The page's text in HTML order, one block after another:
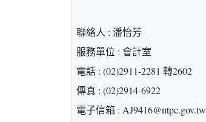
聯絡人 : 潘怡芳
服務單位 : 會計室
電話 : (02)2911-2281 轉2602
傳真 : (02)2914-6922
電子信箱 : AJ9416@ntpc.gov.tw